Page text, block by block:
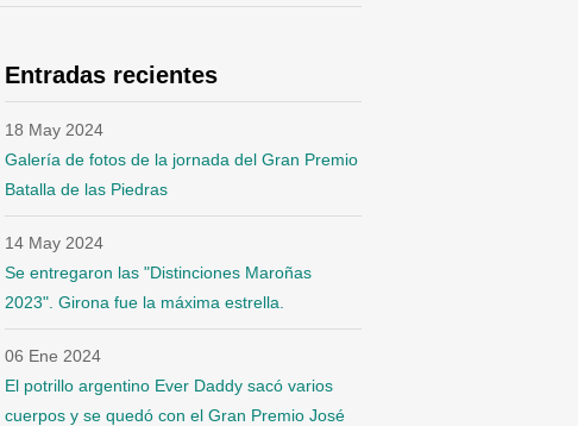
Entradas recientes
18 May 2024
Galería de fotos de la jornada del Gran Premio
Batalla de las Piedras
14 May 2024
Se entregaron las "Distinciones Maroñas
2023". Girona fue la máxima estrella.
06 Ene 2024
El potrillo argentino Ever Daddy sacó varios
cuerpos y se quedó con el Gran Premio José